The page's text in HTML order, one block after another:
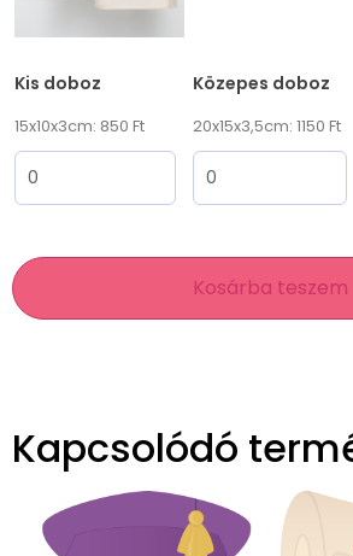
Kis doboz
15x10x3cm: 850 Ft
Közepes doboz
20x15x3,5cm: 1150 Ft
Kosárba teszem
Kapcsolódó